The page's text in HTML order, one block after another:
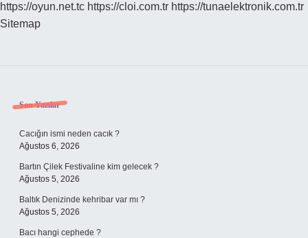
https://oyun.net.tc https://cloi.com.tr https://tunaelektronik.com.tr
Sitemap
Sidebar
Son Yazılar
Cacığın ismi neden cacık ?
Ağustos 6, 2026
Bartın Çilek Festivaline kim gelecek ?
Ağustos 5, 2026
Baltık Denizinde kehribar var mı ?
Ağustos 5, 2026
Bacı hangi cephede ?